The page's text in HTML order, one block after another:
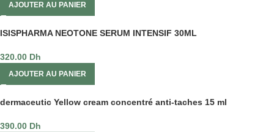
AJOUTER AU PANIER
ISISPHARMA NEOTONE SERUM INTENSIF 30ML
320.00 Dh
AJOUTER AU PANIER
dermaceutic Yellow cream concentré anti-taches 15 ml
390.00 Dh